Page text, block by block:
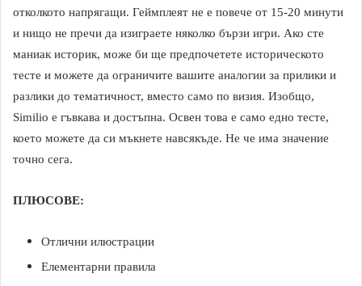
отколкото напрягащи. Геймплеят не е повече от 15-20 минути
и нищо не пречи да изиграете няколко бързи игри. Ако сте
маниак историк, може би ще предпочетете историческото
тесте и можете да ограничите вашите аналогии за прилики и
разлики до тематичност, вместо само по визия. Изобщо,
Similio e гъвкава и достъпна. Освен това е само едно тесте,
което можете да си мъкнете навсякъде. Не че има значение
точно сега.
ПЛЮСОВЕ:
Отлични илюстрации
Елементарни правила